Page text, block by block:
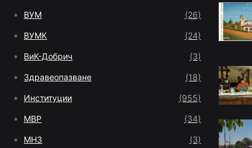
ВУМ (26)
ВУМК (24)
ВиК-Добрич (3)
Здравеопазване (18)
Институции (955)
МВР (34)
МНЗ (3)